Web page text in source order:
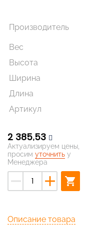
Производитель
Вес
Высота
Ширина
Длина
Артикул
2 385,53
Актуализируем цены,
просим уточнить у
Менеджера
remove add shopping_cart
Описание товара